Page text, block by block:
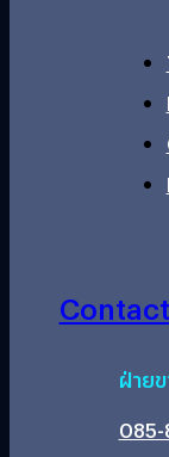
Contact
ฝ่าย